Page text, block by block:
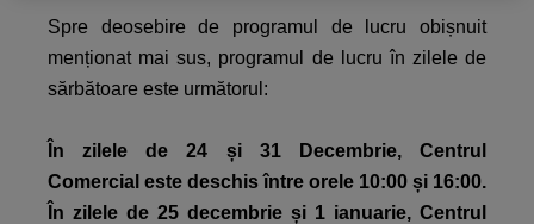
Spre deosebire de programul de lucru obișnuit
menționat mai sus, programul de lucru în zilele de
sărbătoare este următorul:
În zilele de 24 și 31 Decembrie, Centrul
Comercial este deschis între orele 10:00 și 16:00.
În zilele de 25 decembrie și 1 ianuarie, Centrul